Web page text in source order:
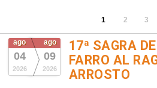
1 2 3
ago
04
2026
ago
09
2026
17ª SAGRA
FARRO AL
ARROSTO